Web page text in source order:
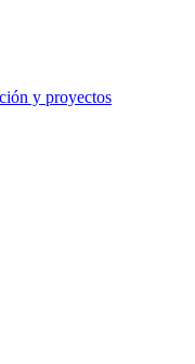
y proyectos